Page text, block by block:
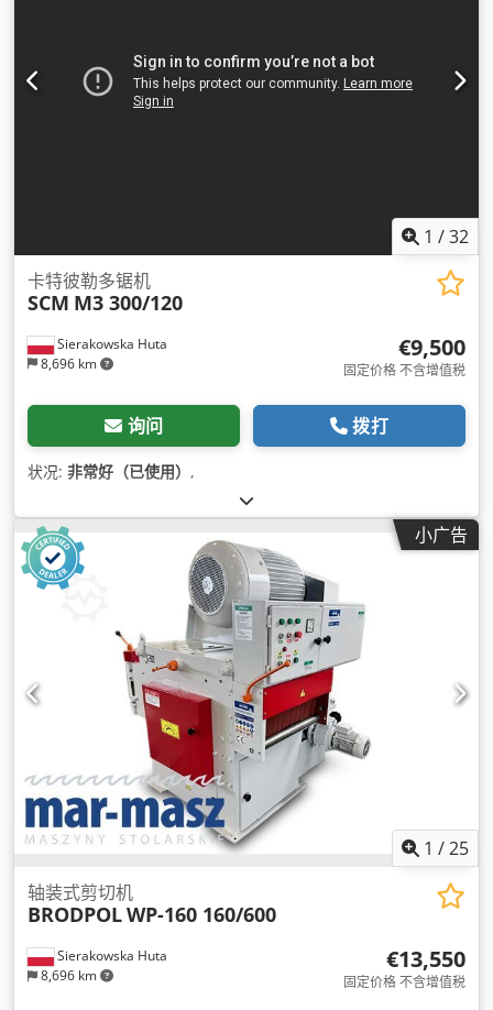
1 /32
Sierakowska Huta
8,696 km
卡特彼勒多锯机
SCM M3 300/120
€9,500
固定价格 不含增值税
询问 拨打
状况: 非常好（已使用） ,
小广告
1 /25
Sierakowska Huta
8,696 km
轴装式剪切机
BRODPOLWP-160 160/600
€13,550
固定价格 不含增值税